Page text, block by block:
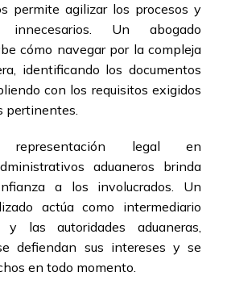
permite agilizar los procesos y
Un abogado
cómo navegar por la compleja
identificando los documentos
con los requisitos exigidos
pertinentes.
legal en
aduaneros brinda
a los involucrados. Un
actúa como intermediario
las autoridades aduaneras,
defiendan sus intereses y se
en todo momento.